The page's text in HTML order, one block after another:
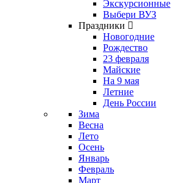
Экскурсионные
Выбери ВУЗ
Праздники
Новогодние
Рождество
23 февраля
Майские
На 9 мая
Летние
День России
Зима
Весна
Лето
Осень
Январь
Февраль
Март